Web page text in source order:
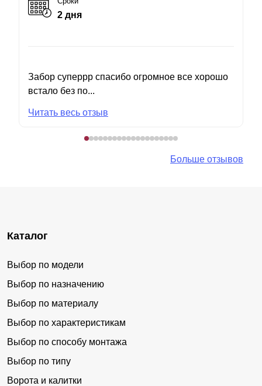
2 дня
Забор суперрр спасибо огромное все хорошо
встало без по...
Читать весь отзыв
Больше отзывов
Каталог
Выбор по модели
Выбор по назначению
Выбор по материалу
Выбор по характеристикам
Выбор по способу монтажа
Выбор по типу
Ворота и калитки